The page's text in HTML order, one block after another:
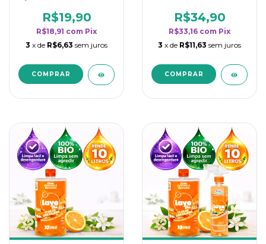
rendimento da
categoria - Flor de
Laranjeira
R$19,90
R$18,91 com Pix
3 x de R$6,63 sem juros
rendimento da
categoria - Flor de
Laranjeira
R$34,90
R$33,16 com Pix
3 x de R$11,63 sem juros